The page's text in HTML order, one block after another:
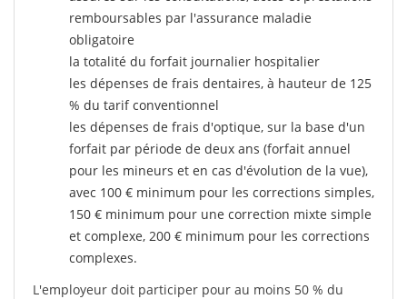
remboursables par l'assurance maladie
obligatoire
la totalité du forfait journalier hospitalier
les dépenses de frais dentaires, à hauteur de 125
% du tarif conventionnel
les dépenses de frais d'optique, sur la base d'un
forfait par période de deux ans (forfait annuel
pour les mineurs et en cas d'évolution de la vue),
avec 100 € minimum pour les corrections simples,
150 € minimum pour une correction mixte simple
et complexe, 200 € minimum pour les corrections
complexes.
L'employeur doit participer pour au moins 50 % du